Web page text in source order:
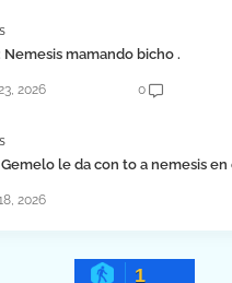
Nemesis mamando bicho .
2026 0
le da con to a nemesis en
2026
1